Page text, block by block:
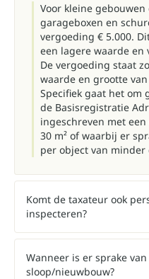
Voor kleine
garageboxen en
vergoeding € 5.000.
een lagere waarde en
De vergoeding staat
waarde en grootte
Specifiek gaat het om
de Basisregistratie
ingeschreven met
30 m² of waarbij er
per object van minder
Komt de taxateur ook
inspecteren?
Wanneer is er sprake
sloop/nieuwbouw?